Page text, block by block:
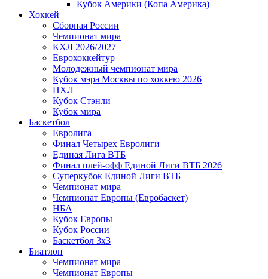
Кубок Америки (Копа Америка)
Хоккей
Сборная России
Чемпионат мира
КХЛ 2026/2027
Еврохоккейтур
Молодежный чемпионат мира
Кубок мэра Москвы по хоккею 2026
НХЛ
Кубок Стэнли
Кубок мира
Баскетбол
Евролига
Финал Четырех Евролиги
Единая Лига ВТБ
Финал плей-офф Единой Лиги ВТБ 2026
Суперкубок Единой Лиги ВТБ
Чемпионат мира
Чемпионат Европы (Евробаскет)
НБА
Кубок Европы
Кубок России
Баскетбол 3х3
Биатлон
Чемпионат мира
Чемпионат Европы